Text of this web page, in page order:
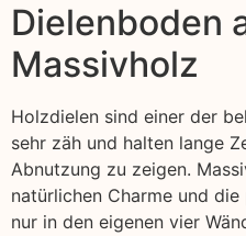
Dielenboden
Massivholz
Holzdielen sind einer der
sehr zäh und halten lange
Abnutzung zu zeigen.
natürlichen Charme und
nur in den eigenen vier